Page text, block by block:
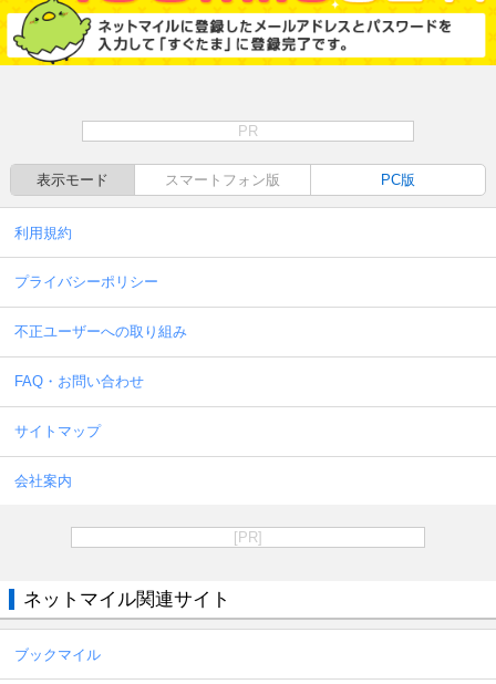
PR
表示モード スマートフォン版 PC版
利用規約
プライバシーポリシー
不正ユーザーへの取り組み
FAQ・お問い合わせ
サイトマップ
会社案内
[PR]
ネットマイル関連サイト
ブックマイル